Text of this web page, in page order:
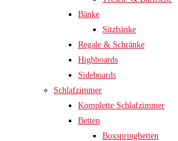
Bänke
Sitzbänke
Regale & Schränke
Highboards
Sideboards
Schlafzimmer
Komplette Schlafzimmer
Betten
Boxspringbetten